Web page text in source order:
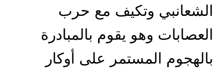
الشعانبي وتكيف مع حرب
العصابات وهو يقوم بالمبادرة
بالهجوم المستمر على أوكار